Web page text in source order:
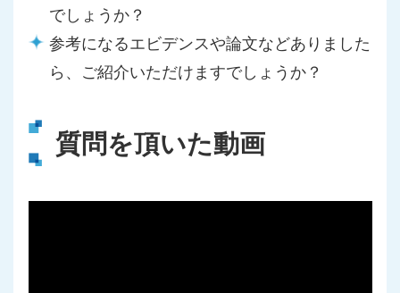
でしょうか？
参考になるエビデンスや論文などありました
ら、ご紹介いただけますでしょうか？
質問を頂いた動画